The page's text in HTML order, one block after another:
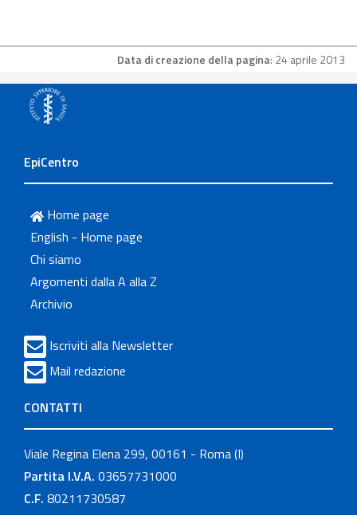
Data di creazione della pagina: 24 aprile 2013
EpiCentro
Home page
English - Home page
Chi siamo
Argomenti dalla A alla Z
Archivio
Iscriviti alla Newsletter
Mail redazione
CONTATTI
Viale Regina Elena 299, 00161 - Roma (I)
Partita I.V.A. 03657731000
C.F. 80211730587